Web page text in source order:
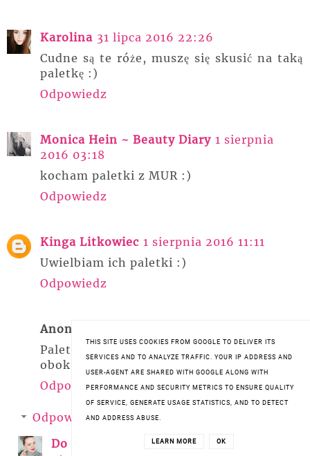
Karolina 31 lipca 2016 22:26
Cudne są te róże, muszę się skusić na taką
paletkę :)
Odpowiedz
Monica Hein ~ Beauty Diary 1 sierpnia
2016 03:18
kocham paletki z MUR :)
Odpowiedz
Kinga Litkowiec 1 sierpnia 2016 11:11
Uwielbiam ich paletki :)
Odpowiedz
Anonimowy
Paletka bardzo fajna, ale co robią szpilki
obok niej?
Odpowiedz
Odpowiedzi
Do Połowy Pełna
1 sierpnia 2016
THIS SITE USES COOKIES FROM GOOGLE TO DELIVER ITS
SERVICES AND TO ANALYZE TRAFFIC. YOUR IP ADDRESS AND
USER-AGENT ARE SHARED WITH GOOGLE ALONG WITH
PERFORMANCE AND SECURITY METRICS TO ENSURE QUALITY
OF SERVICE, GENERATE USAGE STATISTICS, AND TO DETECT
AND ADDRESS ABUSE.
LEARN MORE OK